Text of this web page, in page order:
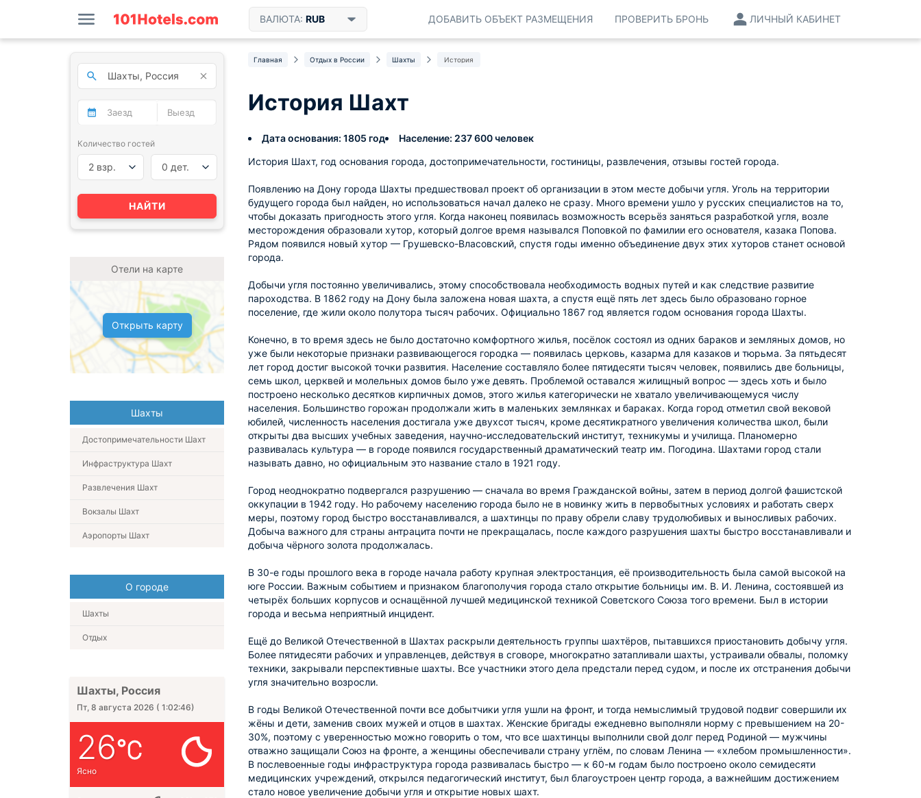
ВАЛЮТА: RUB ЛИЧНЫЙ КАБИНЕТ
ПРОВЕРИТЬ БРОНЬ
ДОБАВИТЬ ОБЪЕКТ РАЗМЕЩЕНИЯ
Главная Отдых в России Шахты История
История Шахт
Дата основания: 1805 год
Население: 237 600 человек
История Шахт, год основания города, достопримечательности, гостиницы, развлечения, отзывы гостей города.
Появлению на Дону города Шахты предшествовал проект об организации в этом месте добычи угля. Уголь на территории
будущего города был найден, но использоваться начал далеко не сразу. Много времени ушло у русских специалистов на то,
чтобы доказать пригодность этого угля. Когда наконец появилась возможность всерьёз заняться разработкой угля, возле
месторождения образовали хутор, который долгое время назывался Поповкой по фамилии его основателя, казака Попова.
Рядом появился новый хутор — Грушевско-Власовский, спустя годы именно объединение двух этих хуторов станет основой
города.
Добычи угля постоянно увеличивались, этому способствовала необходимость водных путей и как следствие развитие
пароходства. В 1862 году на Дону была заложена новая шахта, а спустя ещё пять лет здесь было образовано горное
поселение, где жили около полутора тысяч рабочих. Официально 1867 год является годом основания города Шахты.
Конечно, в то время здесь не было достаточно комфортного жилья, посёлок состоял из одних бараков и земляных домов, но
уже были некоторые признаки развивающегося городка — появилась церковь, казарма для казаков и тюрьма. За пятьдесят
лет город достиг высокой точки развития. Население составляло более пятидесяти тысяч человек, появились две больницы,
семь школ, церквей и молельных домов было уже девять. Проблемой оставался жилищный вопрос — здесь хоть и было
построено несколько десятков кирпичных домов, этого жилья категорически не хватало увеличивающемуся числу
населения. Большинство горожан продолжали жить в маленьких землянках и бараках. Когда город отметил свой вековой
юбилей, численность населения достигала уже двухсот тысяч, кроме десятикратного увеличения количества школ, были
открыты два высших учебных заведения, научно-исследовательский институт, техникумы и училища. Планомерно
развивалась культура — в городе появился государственный драматический театр им. Погодина. Шахтами город стали
называть давно, но официальным это название стало в 1921 году.
Город неоднократно подвергался разрушению — сначала во время Гражданской войны, затем в период долгой фашистской
оккупации в 1942 году. Но рабочему населению города было не в новинку жить в первобытных условиях и работать сверх
меры, поэтому город быстро восстанавливался, а шахтинцы по праву обрели славу трудолюбивых и выносливых рабочих.
Добыча важного для страны антрацита почти не прекращалась, после каждого разрушения шахты быстро восстанавливали и
добыча чёрного золота продолжалась.
В 30-е годы прошлого века в городе начала работу крупная электростанция, её производительность была самой высокой на
юге России. Важным событием и признаком благополучия города стало открытие больницы им. В. И. Ленина, состоявшей из
четырёх больших корпусов и оснащённой лучшей медицинской техникой Советского Союза того времени. Был в истории
города и весьма неприятный инцидент.
Ещё до Великой Отечественной в Шахтах раскрыли деятельность группы шахтёров, пытавшихся приостановить добычу угля.
Более пятидесяти рабочих и управленцев, действуя в сговоре, многократно затапливали шахты, устраивали обвалы, поломку
техники, закрывали перспективные шахты. Все участники этого дела предстали перед судом, и после их отстранения добычи
угля значительно возросли.
В годы Великой Отечественной почти все добытчики угля ушли на фронт, и тогда немыслимый трудовой подвиг совершили их
жёны и дети, заменив своих мужей и отцов в шахтах. Женские бригады ежедневно выполняли норму с превышением на 20-
30%, поэтому с уверенностью можно говорить о том, что все шахтинцы выполнили свой долг перед Родиной — мужчины
отважно защищали Союз на фронте, а женщины обеспечивали страну углём, по словам Ленина — «хлебом промышленности».
В послевоенные годы инфраструктура города развивалась быстро — к 60-м годам было построено около семидесяти
медицинских учреждений, открылся педагогический институт, был благоустроен центр города, а важнейшим достижением
стало новое увеличение добычи угля и открытие новых шахт.
Количество гостей
2 взр. 0 дет.
НАЙТИ
Отели на карте
Открыть карту
Шахты
Достопримечательности Шахт
Инфраструктура Шахт
Развлечения Шахт
Вокзалы Шахт
Аэропорты Шахт
О городе
Шахты
Отдых
Шахты, Россия
Пт, 8 августа 2026 ( 1:02:47)
26
Ясно